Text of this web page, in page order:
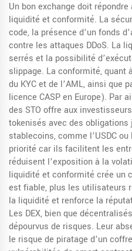
Un bon exchange doit
liquidité et conformité. La
code, la présence d’un fonds
contre les attaques DDoS. La
serrés et la possibilité
slippage. La conformité, quant
du KYC et de l’AML, ainsi que
licence CASP en Europe). Par
des STO offre aux
tokenisés avec des
stablecoins, comme l’USDC
priorité car ils facilitent les
réduisent l’exposition à la
liquidité et conformité crée un
est fiable, plus les utilisateurs
la liquidité et renforce la
Les DEX, bien que
dépourvus de risques. Leur
le risque de piratage d’un